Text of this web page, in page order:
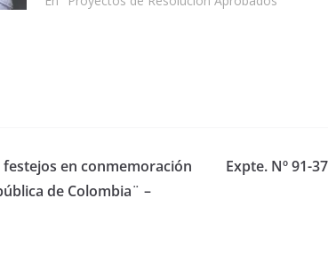
festejos en conmemoración
de Colombia¨ –
Expte. Nº 91-